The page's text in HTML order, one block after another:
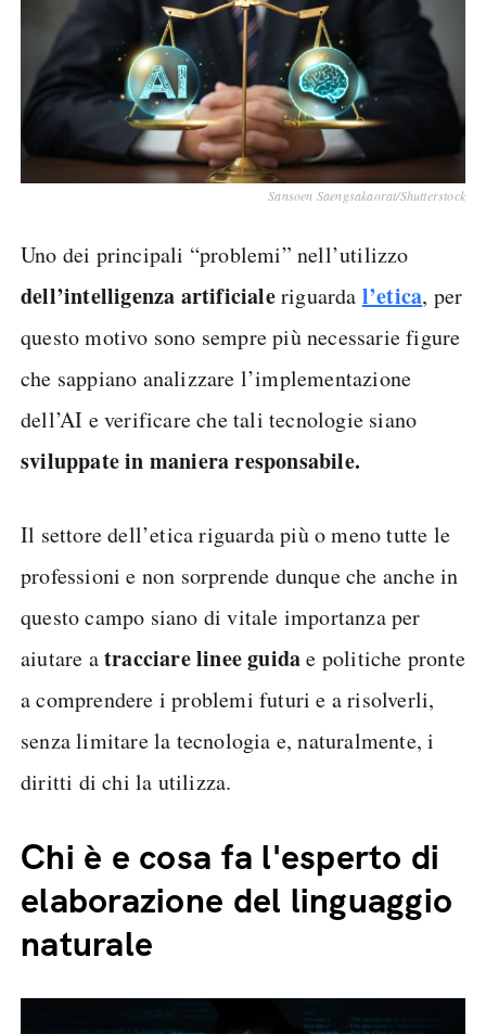
Sansoen Saengsakaorat/Shutterstock
Uno dei principali “problemi” nell’utilizzo
dell’intelligenza artificialeriguarda l’etica, per
questo motivo sono sempre più necessarie figure
che sappiano analizzare l’implementazione
dell’AI e verificare che tali tecnologie siano
sviluppate in maniera responsabile.
Il settore dell’etica riguarda più o meno tutte le
professioni e non sorprende dunque che anche in
questo campo siano di vitale importanza per
aiutare atracciare linee guidae politiche pronte
a comprendere i problemi futuri e a risolverli,
senza limitare la tecnologia e, naturalmente, i
diritti di chi la utilizza.
Chi è e cosa fa l'esperto di
elaborazione del linguaggio
naturale